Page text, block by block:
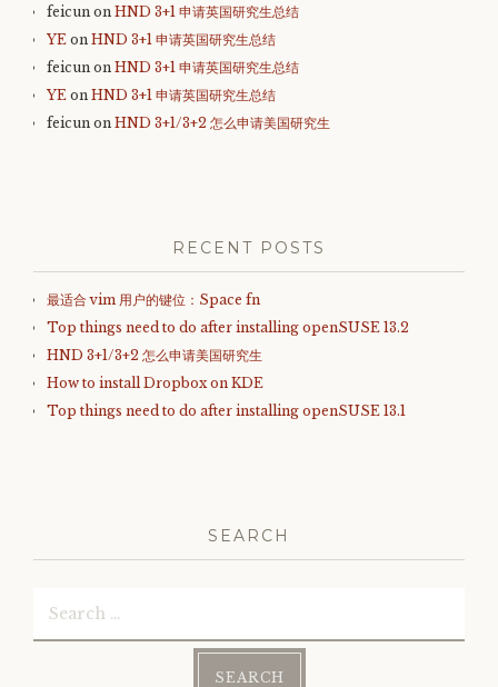
feicun on HND 3+1 申请英国研究生总结
YE on HND 3+1 申请英国研究生总结
feicun on HND 3+1 申请英国研究生总结
YE on HND 3+1 申请英国研究生总结
feicun on HND 3+1/3+2 怎么申请美国研究生
RECENT POSTS
最适合 vim 用户的键位：Space fn
Top things need to do after installing openSUSE 13.2
HND 3+1/3+2 怎么申请美国研究生
How to install Dropbox on KDE
Top things need to do after installing openSUSE 13.1
SEARCH